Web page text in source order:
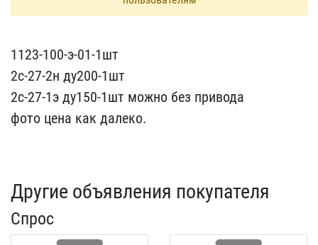
1123-100-э-01-1шт
2с-27-​2н ду200-1шт
2с-27-1э ду​150-1шт можно без привод​а
фото цена как далеко.
Другие объявления покупателя
Спрос